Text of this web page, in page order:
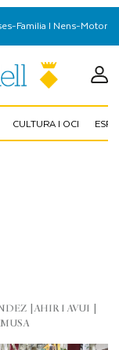
-Familia I Nens-Motor
CULTURA I OCI
AHIR I AVUI